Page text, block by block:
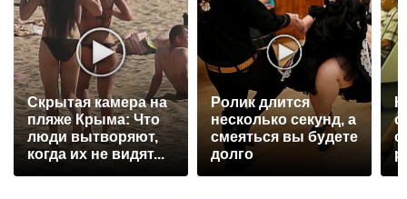
Скрытая камера на
пляже Крыма: Что
люди вытворяют,
когда их не видят...
Ролик длится
несколько секунд, а
смеяться вы будете
долго